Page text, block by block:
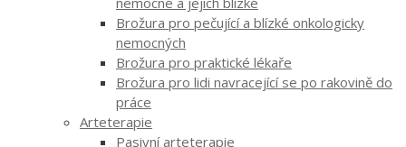
Brožura pro pečující a blízké onkologicky
nemocných
Brožura pro praktické lékaře
Brožura pro lidi navracející se po rakovině do
práce
Arteterapie
Pasivní arteterapie